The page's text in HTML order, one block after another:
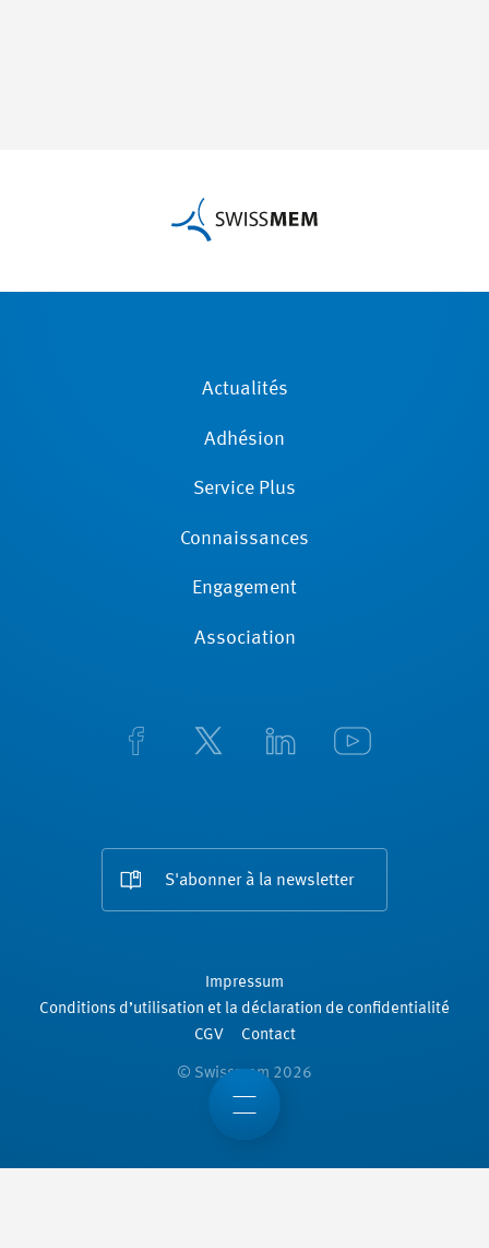
Actualités
Adhésion
Service Plus
Connaissances
Engagement
Association
S'abonner à la newsletter
Impressum
Conditions d’utilisation et la déclaration de confidentialité
CGV
Contact
© Swissmem 2026